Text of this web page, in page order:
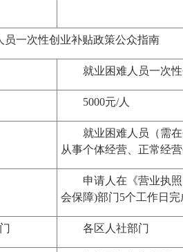
员一次性创业补贴政策公众指南
就业困难人员一次
5000元/人
就业困难人员 （需
从事个体经营、正常经营
申请人 在《营业执
会保障)部门5个工作日
各区 人社部门